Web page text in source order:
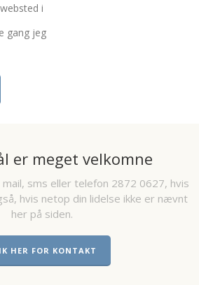
i
gang jeg
er meget velkomne
sms eller telefon 2872 0627, hvis
hvis netop din lidelse ikke er nævnt
her på siden.
HER FOR KONTAKT